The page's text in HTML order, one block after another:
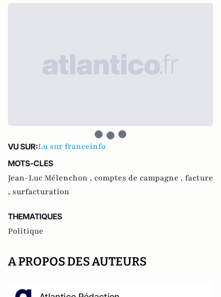
VU SUR:Lu sur franceinfo
MOTS-CLES
Jean-Luc Mélenchon , comptes de campagne , facture
, surfacturation
THEMATIQUES
Politique
A PROPOS DES AUTEURS